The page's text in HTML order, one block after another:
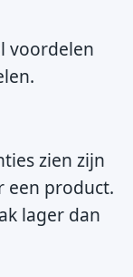
voordelen
zien zijn
een product.
lager dan